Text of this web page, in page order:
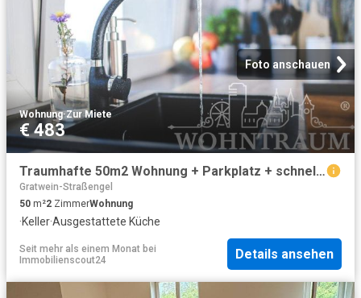
Foto anschauen
Wohnung·Zur Miete
€ 483
Traumhafte 50m2 Wohnung + Parkplatz + schnell Termin vereinbaren
Gratwein-Straßengel
50 m²2 ZimmerWohnung
·Keller·Ausgestattete Küche
Seit mehr als einem Monat bei
Immobilienscout24
Details ansehen